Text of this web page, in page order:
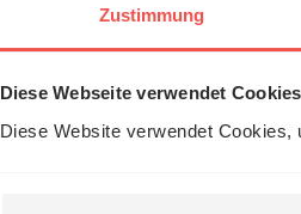
Zustimmung
Diese Webseite verwendet Cookies
Diese Website verwendet
Dossier zum Thema: „Identität“
Das
und Hörer